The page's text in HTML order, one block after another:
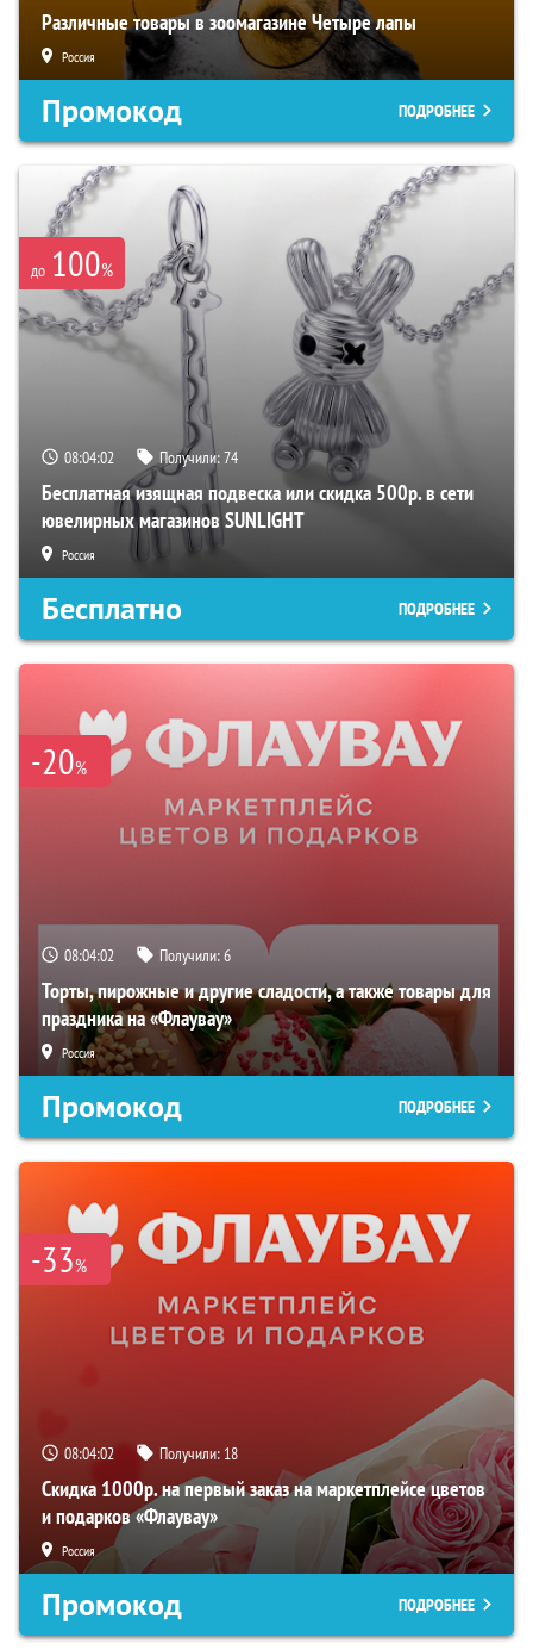
Различные товары в зоомагазине Четыре лапы
Россия
Промокод ПОДРОБНЕЕ
до 100%
08:04:02 Получили:74
Бесплатная изящная подвеска или скидка 500р. в сети
ювелирных магазинов SUNLIGHT
Россия
Бесплатно ПОДРОБНЕЕ
-20%
08:04:02 Получили:6
Торты, пирожные и другие сладости, а также товары для
праздника на «Флаувау»
Россия
Промокод ПОДРОБНЕЕ
-33%
08:04:02 Получили: 18
Скидка 1000р. на первый заказ на маркетплейсе цветов
и подарков «Флаувау»
Россия
Промокод ПОДРОБНЕЕ